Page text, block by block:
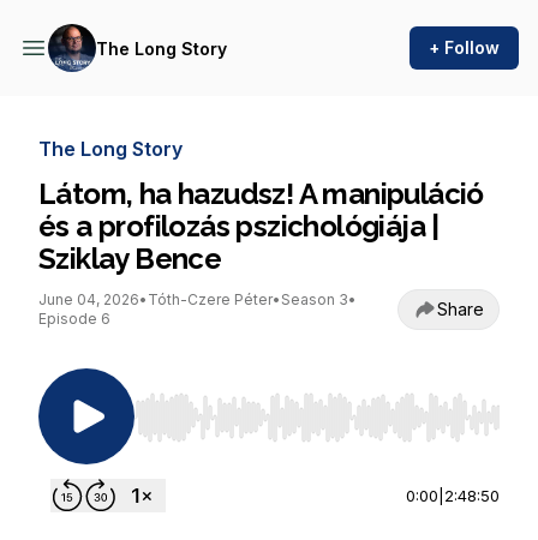
The Long Story + Follow
The Long Story
Látom, ha hazudsz! A manipuláció
és a profilozás pszichológiája |
Sziklay Bence
June 04, 2026• Tóth-Czere Péter• Season 3•
Episode 6
Share
Use Left/Right to seek, Home/End to jump to
0:00 2:48:50